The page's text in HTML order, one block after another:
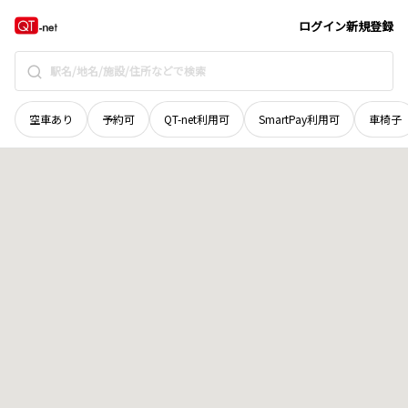
ログイン新規登録
空車あり 予約可 QT-net利用可 SmartPay利用可 車椅子
山口県